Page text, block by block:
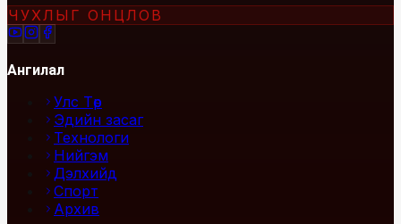
ЧУХЛЫГ ОНЦЛОВ
Ангилал
Улс Төр
Эдийн засаг
Технологи
Нийгэм
Дэлхийд
Спорт
Архив